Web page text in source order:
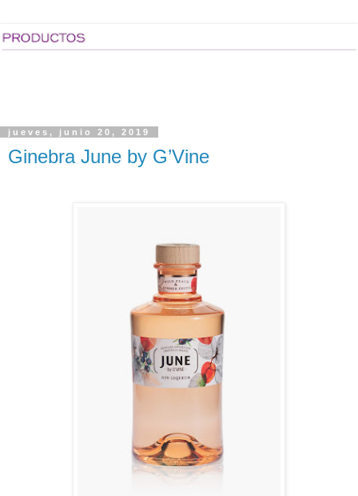
jueves, junio 20, 2019
Ginebra June by G’Vine